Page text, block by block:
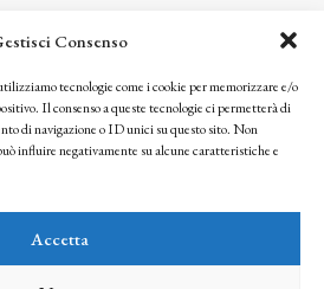
Consenso
tecnologie come i cookie per memorizzare e/o
Il consenso a queste tecnologie ci permetterà di
di navigazione o ID unici su questo sito. Non
influire negativamente su alcune caratteristiche e
Accetta
ISCRIVITI
che le tue informazioni saranno trattate
reserved
dei diritti e dell’Istituto Matteucci